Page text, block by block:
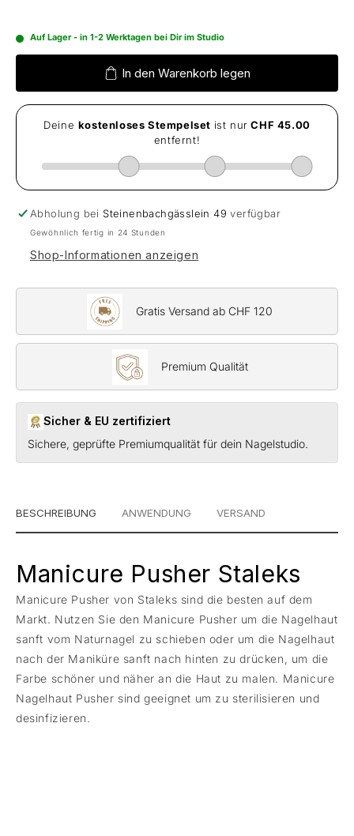
Auf Lager - in 1-2 Werktagen bei Dir im Studio
In den Warenkorb legen
Abholung bei Steinenbachgässlein 49 verfügbar
Gewöhnlich fertig in 24 Stunden
Shop-Informationen anzeigen
Gratis Versand ab CHF 120
Premium Qualität
Sicher & EU zertifiziert
Sichere, geprüfte Premiumqualität für dein Nagelstudio.
BESCHREIBUNG ANWENDUNG VERSAND
Manicure Pusher Staleks
Manicure Pusher von Staleks sind die besten auf dem
Markt. Nutzen Sie den Manicure Pusher um die Nagelhaut
sanft vom Naturnagel zu schieben oder um die Nagelhaut
nach der Maniküre sanft nach hinten zu drücken, um die
Farbe schöner und näher an die Haut zu malen. Manicure
Nagelhaut Pusher sind geeignet um zu sterilisieren und
desinfizieren.